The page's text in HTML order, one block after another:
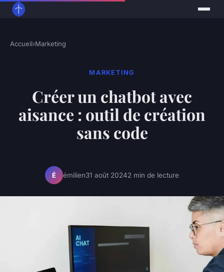
Accueil›Marketing
MARKETING
Créer un chatbot avec
aisance : outil de création
sans code
É émilien31 août 20242 min de lecture